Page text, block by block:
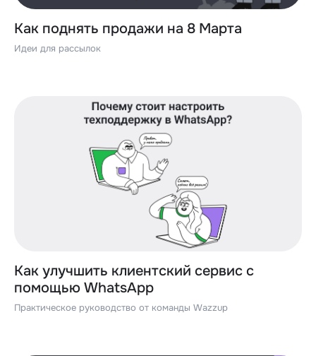
Как поднять продажи на 8 Марта
Идеи для рассылок
Как улучшить клиентский сервис с
помощью WhatsApp
Практическое руководство от команды Wazzup